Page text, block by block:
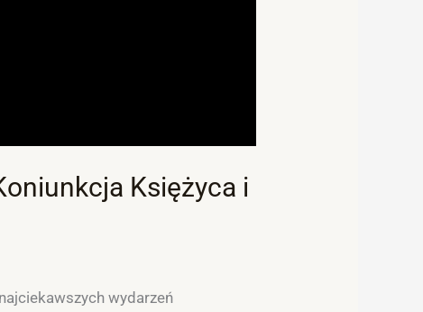
Księżyca i
wydarzeń